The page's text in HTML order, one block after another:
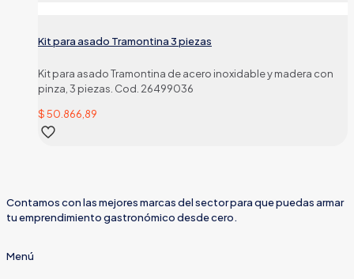
Kit para asado Tramontina 3 piezas
Kit para asado Tramontina de acero inoxidable y madera con
pinza, 3 piezas. Cod. 26499036
$50.866,89
Contamos con las mejores marcas del sector para que puedas armar
tu emprendimiento gastronómico desde cero.
Menú